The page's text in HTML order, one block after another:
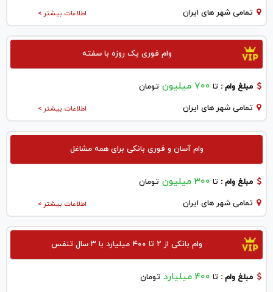
اطلاعات بیشتر > تمامی شهر های ایران
وام فوری یک روزه با سفته
مبلغ وام : تا 700 میلیون تومان
اطلاعات بیشتر > تمامی شهر های ایران
وام آسان و فوری بانکی برای همه مشاغل
مبلغ وام : تا 300 میلیون تومان
اطلاعات بیشتر > تمامی شهر های ایران
وام بانکی از ۲ تا ۴۰۰ میلیارد با ۳ سال تنفس
مبلغ وام : تا 400 میلیارد تومان